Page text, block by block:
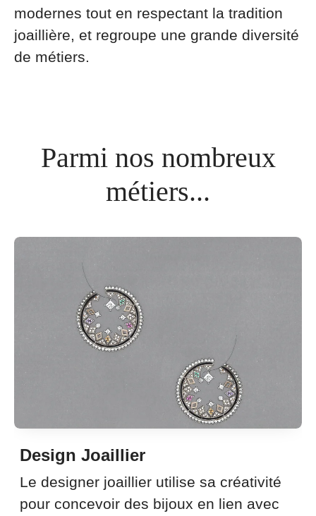
modernes tout en respectant la tradition
joaillière, et regroupe une grande diversité
de métiers.
Parmi nos nombreux
métiers...
Design Joaillier
Le designer joaillier utilise sa créativité
pour concevoir des bijoux en lien avec